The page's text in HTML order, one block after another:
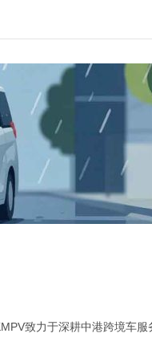
致力于深耕中港跨境车